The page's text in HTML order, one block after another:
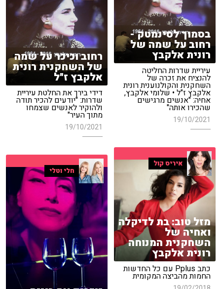
בסמוך לסינמטק -
רחוב על שמה של
רונית אלקבץ
עיריית שדרות החליטה
להנציח את זכרה של
השחקנית והקולנוענית רונית
אלקבץ ז"ל • שלומי אלקבץ,
אחיה: "אנשים מרגישים
שהכירו אותה"
19/10/2021
רחוב וכיכר על שמה
של השחקנית רונית
אלקבץ ז"ל
דידי בירך את החלטת עיריית
שדרות: "יודעים להכיר תודה
ולהוקיר לאנשים שצמחו
מתוך העיר"
19/10/2021
איריס קול
מזל טוב: בת לדיקלה
ואחיה של
השחקנית המנוחה
רונית אלקבץ
כתב Pplus עם כל החדשות
החמות מהביצה המקומית
חלי וטלי